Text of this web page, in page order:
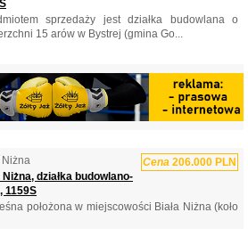
sprzedaży jest działka budowlana o
15 arów w Bystrej (gmina Go...
Niżna Cena 206.000 PLN
Niżna, działka budowlano-
1159S
położona w miejscowości Biała Niżna (koło